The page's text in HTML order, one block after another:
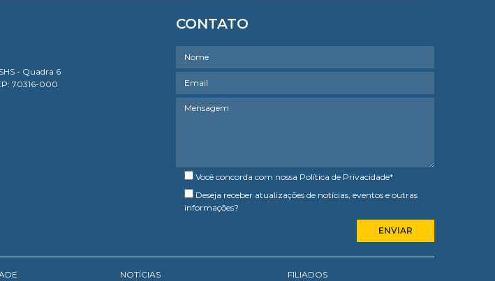
- Quadra 6
70316-000
CONTATO
Você concorda com nossa Política de Privacidade*
Deseja receber atualizações de notícias, eventos e outras
informações?
NOTÍCIAS FILIADOS